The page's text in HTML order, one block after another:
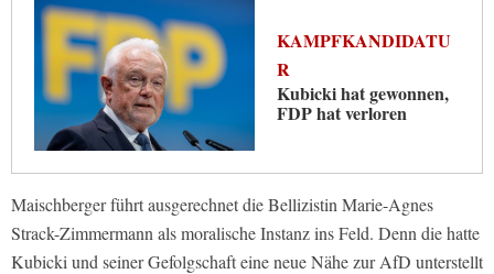
KAMPFKANDIDATU
R
Kubicki hat gewonnen,
FDP hat verloren
Maischberger führt ausgerechnet die Bellizistin Marie-Agnes
Strack-Zimmermann als moralische Instanz ins Feld. Denn die hatte
Kubicki und seiner Gefolgschaft eine neue Nähe zur AfD unterstellt